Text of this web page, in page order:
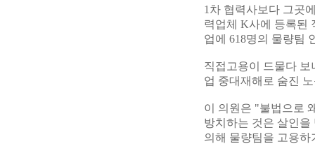
1차 협력사보다 그곳
력업체 K사에 등록된
업에 618명의 물량팀
직접고용이 드물다
업 중대재해로 숨진
이 의원은 "불법으로
방치하는 것은 살인
의해 물량팀을 고용